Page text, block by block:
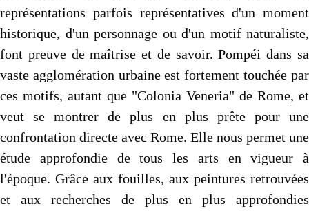
représentations parfois représentatives d'un moment
historique, d'un personnage ou d'un motif naturaliste,
font preuve de maîtrise et de savoir. Pompéi dans sa
vaste agglomération urbaine est fortement touchée par
ces motifs, autant que "Colonia Veneria" de Rome, et
veut se montrer de plus en plus prête pour une
confrontation directe avec Rome. Elle nous permet une
étude approfondie de tous les arts en vigueur à
l'époque. Grâce aux fouilles, aux peintures retrouvées
et aux recherches de plus en plus approfondies